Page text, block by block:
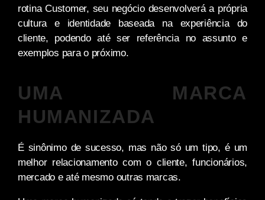
rotina Customer, seu negócio desenvolverá a própria
cultura e identidade baseada na experiência do
cliente, podendo até ser referência no assunto e
exemplos para o próximo.
UMA MARCA
HUMANIZADA
É sinônimo de sucesso, mas não só um tipo, é um
melhor relacionamento com o cliente, funcionários,
mercado e até mesmo outras marcas.